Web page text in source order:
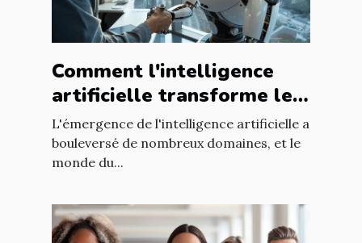
Comment l'intelligence
artificielle transforme les
méthodes de recrutement
L'émergence de l'intelligence artificielle a
bouleversé de nombreux domaines, et le
monde du...